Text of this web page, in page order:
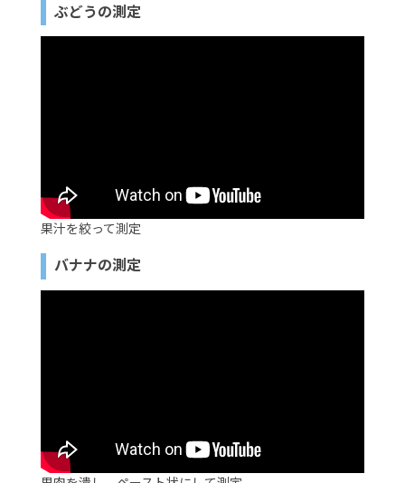
ぶどうの測定
果汁を絞って測定
バナナの測定